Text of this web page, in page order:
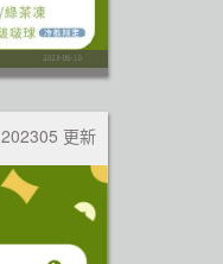
202305 更新